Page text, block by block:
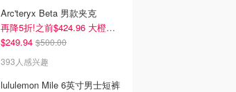
Arc'teryx Beta 男款夹克
再降5折!之前$424.96 大橙子好显白 蹲补
$249.94 $500.00
393人感兴趣
lululemon Mile 6英寸男士短裤